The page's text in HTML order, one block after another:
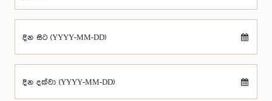
දින සිට (YYYY-MM-DD)
දින දක්වා (YYYY-MM-DD)